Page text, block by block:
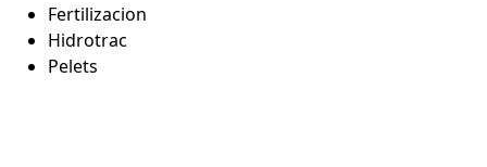
Fertilizacion
Hidrotrac
Pelets